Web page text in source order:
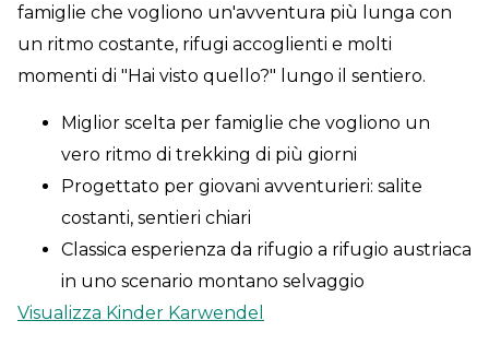
famiglie che vogliono un'avventura più lunga con
un ritmo costante, rifugi accoglienti e molti
momenti di "Hai visto quello?" lungo il sentiero.
Miglior scelta per famiglie che vogliono un
vero ritmo di trekking di più giorni
Progettato per giovani avventurieri: salite
costanti, sentieri chiari
Classica esperienza da rifugio a rifugio austriaca
in uno scenario montano selvaggio
Visualizza Kinder Karwendel